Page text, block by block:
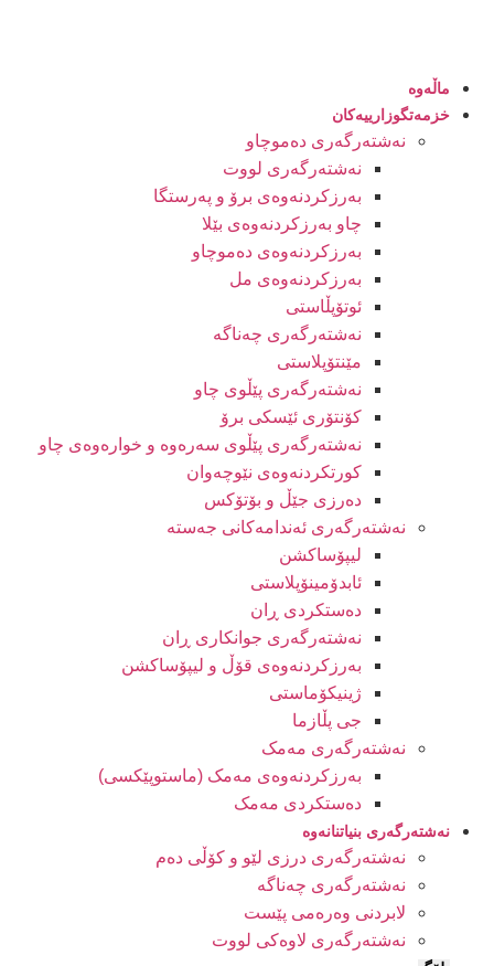
ماڵەوە
خزمەتگوزارییەکان
نەشتەرگەری دەموچاو
نەشتەرگەری لووت
بەرزکردنەوەی برۆ و پەرستگا
چاو بەرزکردنەوەی بێلا
بەرزکردنەوەی دەموچاو
بەرزکردنەوەی مل
ئوتۆپڵاستی
نەشتەرگەری چەناگە
مێنتۆپلاستی
نەشتەرگەری پێڵوی چاو
کۆنتۆری ئێسکی برۆ
نەشتەرگەری پێڵوی سەرەوە و خوارەوەی چاو
کورتکردنەوەی نێوچەوان
دەرزی جێڵ و بۆتۆکس
نەشتەرگەری ئەندامەکانی جەستە
لیپۆساکشن
ئابدۆمینۆپلاستی
دەستکردی ڕان
نەشتەرگەری جوانکاری ڕان
بەرزکردنەوەی قۆڵ و لیپۆساکشن
ژینیکۆماستی
جی پڵازما
نەشتەرگەری مەمک
بەرزکردنەوەی مەمک (ماستوپێکسی)
دەستکردی مەمک
نەشتەرگەری بنیاتنانەوە
نەشتەرگەری درزی لێو و کۆڵی دەم
نەشتەرگەری چەناگە
لابردنی وەرەمی پێست
نەشتەرگەری لاوەکی لووت